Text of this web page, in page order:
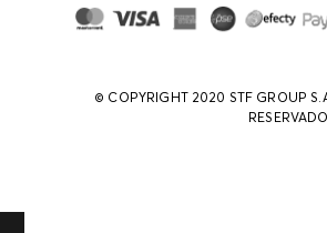
© COPYRIGHT 2020 STF GROUP